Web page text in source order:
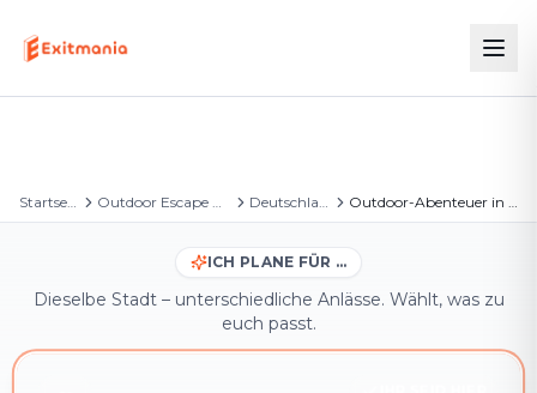
Startseite Outdoor Escape Games Deutschland Outdoor-Abenteuer in Metzingen
ICH PLANE FÜR …
Dieselbe Stadt – unterschiedliche Anlässe. Wählt, was zu
euch passt.